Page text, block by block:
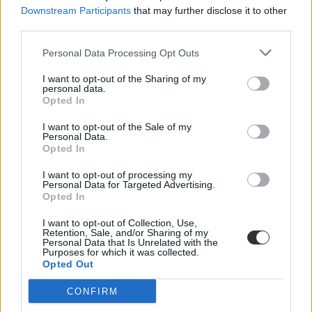
Downstream Participants that may further disclose it to other
Personal Data Processing Opt Outs
I want to opt-out of the Sharing of my
personal data.
Opted In
I want to opt-out of the Sale of my
Personal Data.
Opted In
I want to opt-out of processing my
Personal Data for Targeted Advertising.
Opted In
I want to opt-out of Collection, Use,
Retention, Sale, and/or Sharing of my
Personal Data that Is Unrelated with the
Purposes for which it was collected.
Opted Out
CONFIRM
egyetemi felvételi
hátrányos helyzet felvételi
pluszpontok felvételi
felvételi 2023
pontszámítási szabályok 2023
felsőoktatási felvételi 2023
egyetemi felvételi 2023